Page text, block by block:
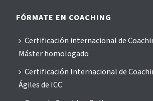
FÓRMATE EN COACHING
Certificación internacional de
Máster homologado
Certificación Internacional de
Ágiles de ICC